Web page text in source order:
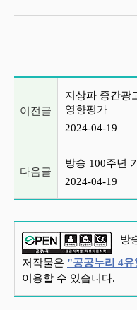
이전글
지상파 중간광
영향평가
2024-04-19
다음글
방송 100주년
2024-04-19
방
저작물은 "공공누리 4
이용할 수 있습니다.